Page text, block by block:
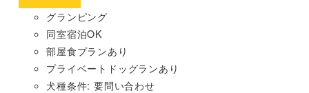
グランピング
同室宿泊OK
部屋食プランあり
プライベートドッグランあり
犬種条件: 要問い合わせ